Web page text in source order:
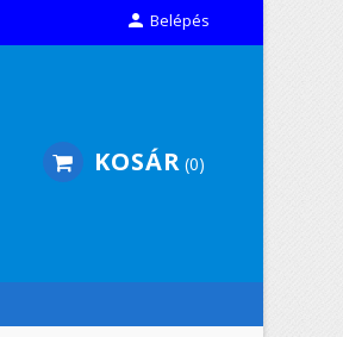
 Belépés
KOSÁR 0